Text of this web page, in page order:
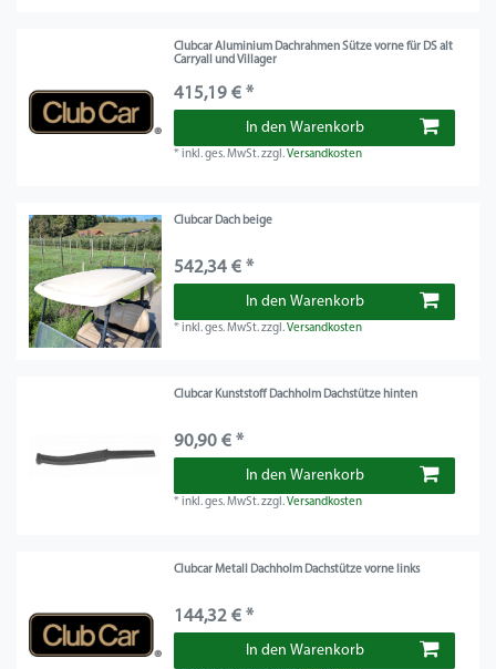
Clubcar Aluminium Dachrahmen Sütze vorne für DS alt
Carryall und Villager
415,19 € *
In den Warenkorb
*inkl. ges. MwSt.zzgl.Versandkosten
Clubcar Dach beige
542,34 € *
In den Warenkorb
*inkl. ges. MwSt.zzgl.Versandkosten
Clubcar Kunststoff Dachholm Dachstütze hinten
90,90 € *
In den Warenkorb
*inkl. ges. MwSt.zzgl.Versandkosten
Clubcar Metall Dachholm Dachstütze vorne links
144,32 € *
In den Warenkorb